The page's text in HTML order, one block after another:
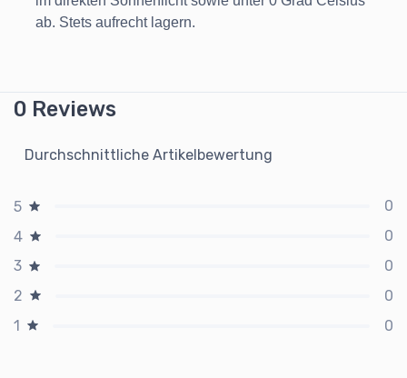
ab. Stets aufrecht lagern.
0 Reviews
Durchschnittliche Artikelbewertung
5
0
4
0
3
0
2
0
1
0